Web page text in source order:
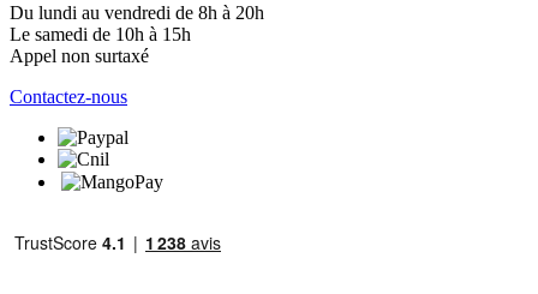
Du lundi au vendredi de 8h à 20h
Le samedi de 10h à 15h
Appel non surtaxé
Contactez-nous